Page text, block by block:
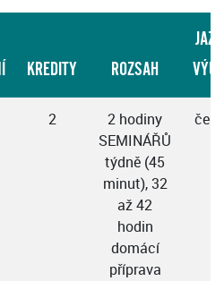
KREDITY ROZSAH
2
2 hodiny
SEMINÁŘŮ
týdně (45
minut), 32
až 42
hodin
domácí
příprava